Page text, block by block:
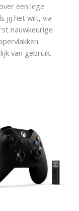
een lege
jij het wilt, via
nauwkeurige
van gebruik.